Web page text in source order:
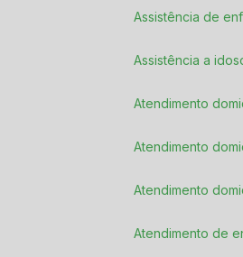
Assistência de
Assistência a
Atendimento
Atendimento
Atendimento
Atendimento de